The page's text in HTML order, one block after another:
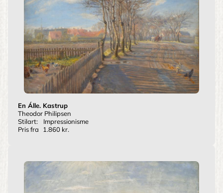
En Álle. Kastrup
Theodor Philipsen
Stilart:
Impressionisme
Pris fra
1.860 kr.